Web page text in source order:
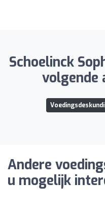
Schoelinck
volgende
Andere
u mogelijk